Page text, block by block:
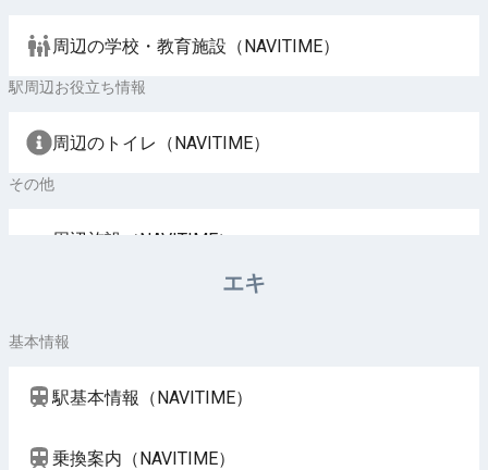
周辺の学校・教育施設（NAVITIME）
駅周辺お役立ち情報
周辺のトイレ（NAVITIME）
その他
周辺施設（NAVITIME）
エキ
基本情報
駅基本情報（NAVITIME）
乗換案内（NAVITIME）